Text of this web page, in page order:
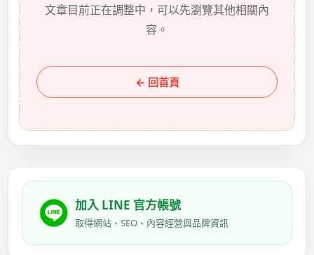
文章目前正在調整中，可以先瀏覽其他相關內
容。
← 回首頁
加入 LINE 官方帳號
取得網站、SEO、內容經營與品牌資訊